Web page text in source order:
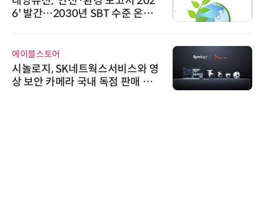
26' 참가 성료… AI 전 생애주기 아
비쉐이, 모든 주요 리모컨 코드 지
원하는 TSOP15300 시리즈 IR 수